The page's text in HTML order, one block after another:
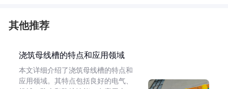
其他推荐
浇筑母线槽的特点和应用领域
本文详细介绍了浇筑母线槽的特点和
应用领域。其特点包括良好的电气、